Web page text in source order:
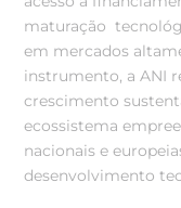
maturação
em mercados
instrumento, a ANI
crescimento
ecossistema
nacionais e
desenvolvimento